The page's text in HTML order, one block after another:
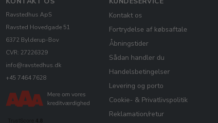
Ravstedhus ApS
Ravsted Hovedgade 51
6372 Bylderup-Bov
CVR: 27226329
info@ravstedhus.dk
+45 7464 7628
Kontakt os
Fortrydelse af købsaftale
Åbningstider
Sådan handler du
Handelsbetingelser
Levering og porto
Cookie- & Privatlivspolitik
Reklamation/retur